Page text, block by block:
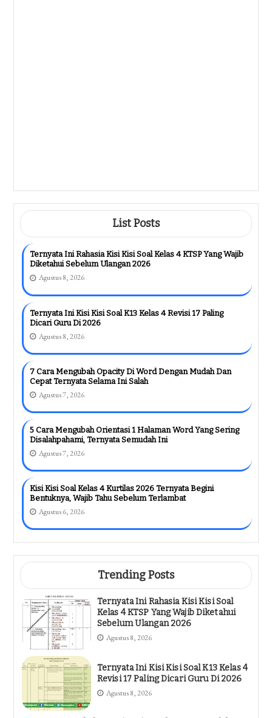
Ternyata Begini Bentuknya, Wajib Tahu
Sebelum Terlambat
List Posts
Ternyata Ini Rahasia Kisi Kisi Soal Kelas 4 KTSP Yang Wajib
Diketahui Sebelum Ulangan 2026
Agustus 8, 2026
Ternyata Ini Kisi Kisi Soal K13 Kelas 4 Revisi 17 Paling
Dicari Guru Di 2026
Agustus 8, 2026
7 Cara Mengubah Opacity Di Word Dengan Mudah Dan
Cepat Ternyata Selama Ini Salah
Agustus 7, 2026
5 Cara Mengubah Orientasi 1 Halaman Word Yang Sering
Disalahpahami, Ternyata Semudah Ini
Agustus 7, 2026
Kisi Kisi Soal Kelas 4 Kurtilas 2026 Ternyata Begini
Bentuknya, Wajib Tahu Sebelum Terlambat
Agustus 6, 2026
Trending Posts
Ternyata Ini Rahasia Kisi Kisi Soal
Kelas 4 KTSP Yang Wajib Diketahui
Sebelum Ulangan 2026
Agustus 8, 2026
Ternyata Ini Kisi Kisi Soal K13 Kelas 4
Revisi 17 Paling Dicari Guru Di 2026
Agustus 8, 2026